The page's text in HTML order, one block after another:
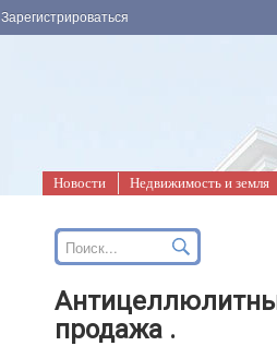
Зарегистрироваться
Новости Недвижимость и земля
продажа .